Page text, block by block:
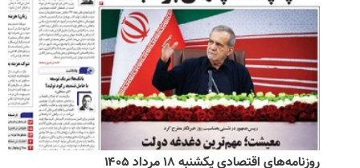
روزنامه‌های اقتصادی یکشنبه ۱۸ مرداد ۱۴۰۵